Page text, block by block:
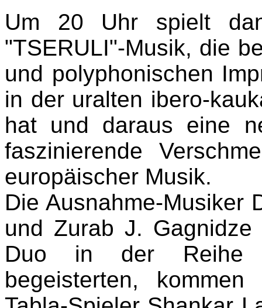
Um 20 Uhr spielt
"TSERULI"-Musik, die
und polyphonischen
in der uralten ibero-
hat und daraus eine
faszinierende
europäischer Musik.
Die Ausnahme-Musiker
und Zurab J.
Duo in der Reihe
begeisterten,